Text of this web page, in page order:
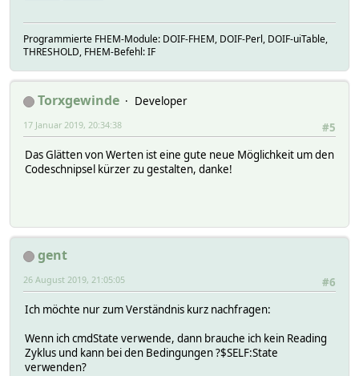
Programmierte FHEM-Module: DOIF-FHEM, DOIF-Perl, DOIF-uiTable,
THRESHOLD, FHEM-Befehl: IF
Torxgewinde
Developer
#5
17 Januar 2019, 20:34:38
Das Glätten von Werten ist eine gute neue Möglichkeit um den
Codeschnipsel kürzer zu gestalten, danke!
gent
#6
26 August 2019, 21:05:05
Ich möchte nur zum Verständnis kurz nachfragen:
Wenn ich cmdState verwende, dann brauche ich kein Reading
Zyklus und kann bei den Bedingungen ?$SELF:State
verwenden?